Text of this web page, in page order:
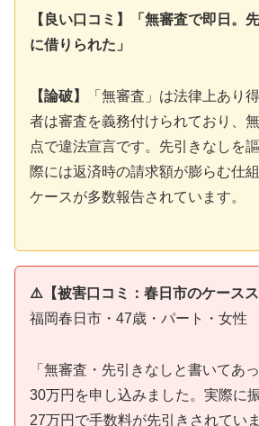
【良い口コミ】「無審査で即日。
に借りられた」
【論破】
「無審査」は法律上あり
者は審査を義務付けられており、
点で違法宣言です。先引きなしを
際には返済時の請求額が膨らむ仕
ケースが多数報告されています。
⚠️【被害口コミ：春日市のケースス
福岡春日市・47歳・パート・女性
「無審査・先引きなしと書いてあ
30万円を申し込みました。実際に
27万円で手数料が先引きされてい